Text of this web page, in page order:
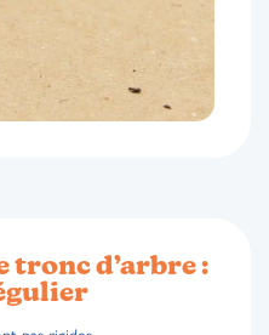
tronc d’arbre :